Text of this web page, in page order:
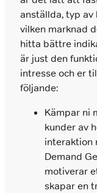
anställda, typ av
vilken marknad
hitta bättre
är just den
intresse och er
följande:
Kämpar ni
kunder av
interaktion
Demand
motiverar
skapar en